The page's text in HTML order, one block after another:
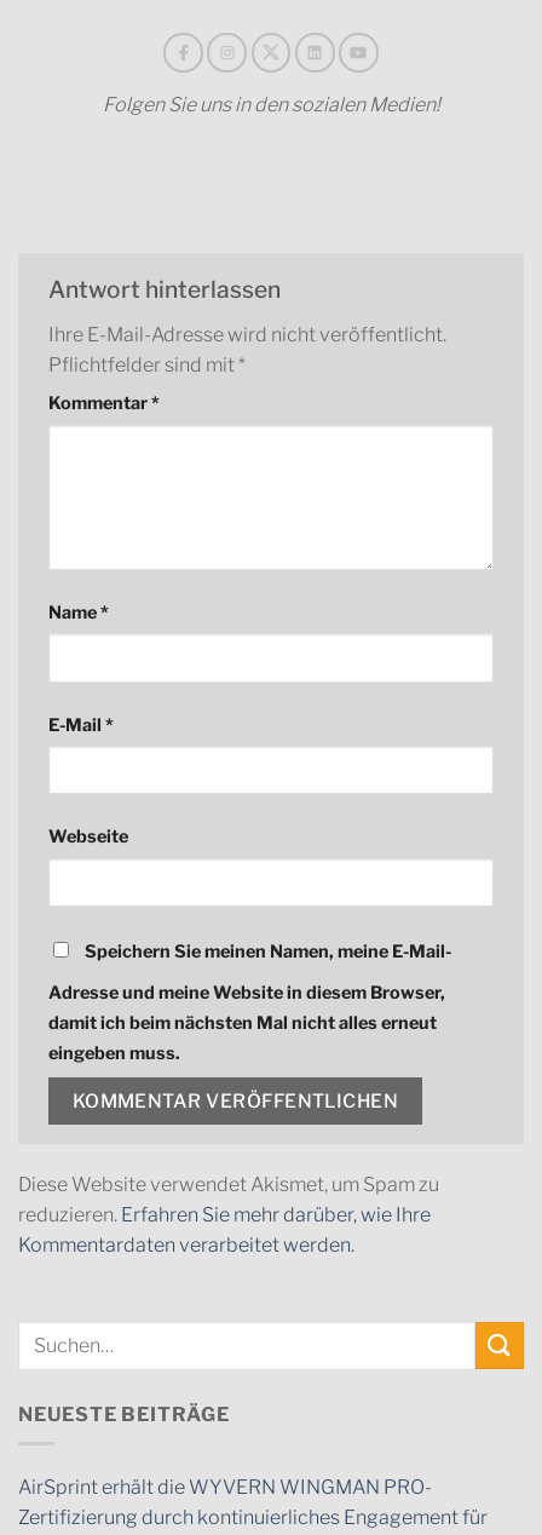
Folgen Sie uns in den sozialen Medien!
Antwort hinterlassen
Ihre E-Mail-Adresse wird nicht veröffentlicht.
Pflichtfelder sind mit *
Kommentar*
Name*
E-Mail *
Webseite
Speichern Sie meinen Namen, meine E-Mail-
Adresse und meine Website in diesem Browser,
damit ich beim nächsten Mal nicht alles erneut
eingeben muss.
Diese Website verwendet Akismet, um Spam zu
reduzieren. Erfahren Sie mehr darüber, wie Ihre
Kommentardaten verarbeitet werden.
NEUESTE BEITRÄGE
AirSprint erhält die WYVERN WINGMAN PRO-
Zertifizierung durch kontinuierliches Engagement für